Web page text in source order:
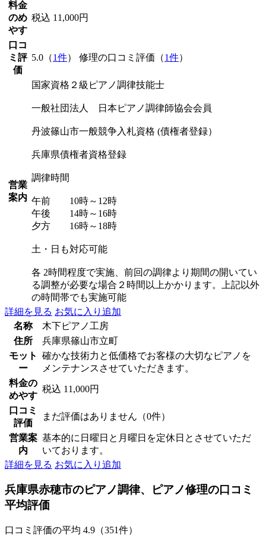
料金
のめ
やす
税込 11,000円
口コ
ミ評
価
5.0（1件） 修理の口コミ評価（1件）
営業
案内
国家資格２級ピアノ調律技能士
一般社団法人 日本ピアノ調律師協会会員
丹波篠山市一般競争入札資格 (債権者登録）
兵庫県債権者資格登録
調律時間
午前 10時～12時
午後 14時～16時
夕方 16時～18時
土・日も対応可能
各 2時間程度で実施、前回の調律より期間の開いてい
る調整が必要な場合２時間以上かかります。上記以外
の時間帯でも実施可能
詳細を見る お気に入り追加
名称
木下ピアノ工房
住所
兵庫県篠山市立町
モット
ー
確かな技術力と低価格でお客様の大切なピアノを
メンテナンスさせていただきます。
料金の
めやす
税込 11,000円
口コミ
評価
まだ評価はありません（0件）
営業案
内
基本的に日曜日と月曜日を定休日とさせていただ
いております。
詳細を見る お気に入り追加
兵庫県赤穂市のピアノ調律、ピアノ修理の口コミ
平均評価
口コミ評価の平均 4.9（351件）